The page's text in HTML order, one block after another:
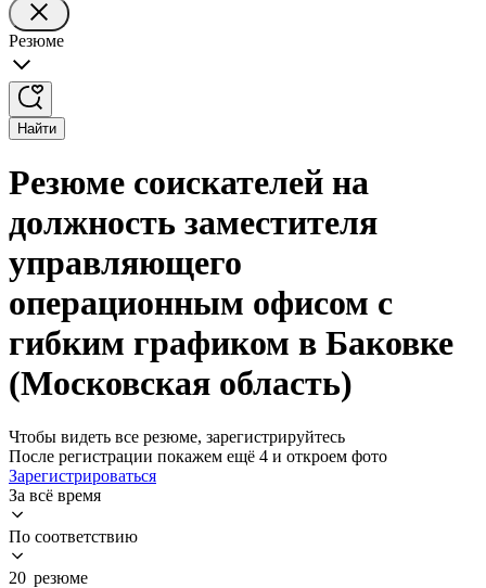
Резюме
Найти
Резюме соискателей на
должность заместителя
управляющего
операционным офисом с
гибким графиком в Баковке
(Московская область)
Чтобы видеть все резюме, зарегистрируйтесь
После регистрации покажем ещё 4 и откроем фото
Зарегистрироваться
За всё время
По соответствию
20 резюме